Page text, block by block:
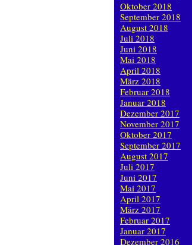
Oktober 2018
September 2018
August 2018
Juli 2018
Juni 2018
Mai 2018
April 2018
März 2018
Februar 2018
Januar 2018
Dezember 2017
November 2017
Oktober 2017
September 2017
August 2017
Juli 2017
Juni 2017
Mai 2017
April 2017
März 2017
Februar 2017
Januar 2017
Dezember 2016